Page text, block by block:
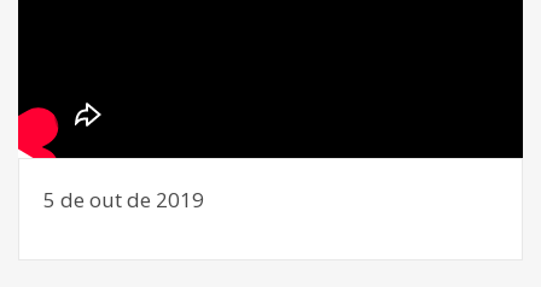
5 de out de 2019